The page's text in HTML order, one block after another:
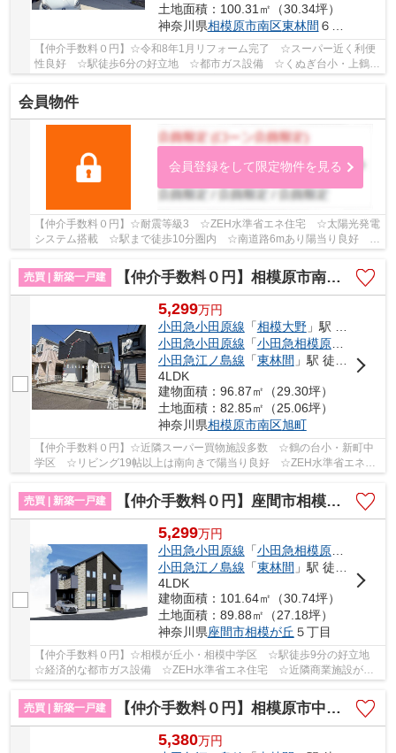
土地面積：100.31㎡（30.34坪）
神奈川県相模原市南区東林間 ６丁目
【仲介手数料０円】☆令和8年1月リフォーム完了 ☆スーパー近く利便
性良好 ☆駅徒歩6分の好立地 ☆都市ガス設備 ☆くぬぎ台小・上鶴間
中学区 ☆駐車場2台可能 ☆収納豊富♪ 【相模原市南...
会員物件
会員登録をして限定物件を見る
【仲介手数料０円】☆耐震等級3 ☆ZEH水準省エネ住宅 ☆太陽光発電
システム搭載 ☆駅まで徒歩10分圏内 ☆南道路6mあり陽当り良好 ☆
売買 | 新築一戸建
【仲介手数料０円】相模原市南区旭町2期 新築一戸建て
5,299万円
小田急小田原線 「相模大野」駅 徒歩17分
小田急小田原線 「小田急相模原」駅 徒歩
小田急江ノ島線 「東林間 」駅 徒歩21分
4LDK
建物面積：96.87㎡（29.30坪）
土地面積：82.85㎡（25.06坪）
神奈川県相模原市南区旭町
【仲介手数料０円】☆近隣スーパー買物施設多数 ☆鶴の台小・新町中
学区 ☆リビング19帖以上は南向きで陽当り良好 ☆ZEH水準省エネ住
売買 | 新築一戸建
【仲介手数料０円】座間市相模が丘9期 新築一戸建て
5,299万円
小田急小田原線 「小田急相模原」駅 徒歩9
小田急江ノ島線 「東林間 」駅 徒歩25分
4LDK
建物面積：101.64㎡（30.74坪）
土地面積：89.88㎡（27.18坪）
神奈川県座間市相模が丘 ５丁目
【仲介手数料０円】☆相模が丘小・相模中学区 ☆駅徒歩9分の好立地
☆経済的な都市ガス設備 ☆ZEH水準省エネ住宅 ☆近隣商業施設が多
売買 | 新築一戸建
【仲介手数料０円】相模原市中央区上鶴間4丁目 新築一戸建て
5,380万円